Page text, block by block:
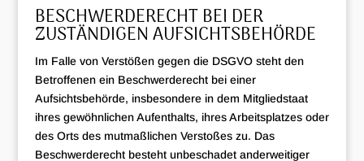
BESCHWERDERECHT BEI DER
ZUSTÄNDIGEN AUFSICHTSBEHÖRDE
Im Falle von Verstößen gegen die DSGVO steht den
Betroffenen ein Beschwerderecht bei einer
Aufsichtsbehörde, insbesondere in dem Mitgliedstaat
ihres gewöhnlichen Aufenthalts, ihres Arbeitsplatzes oder
des Orts des mutmaßlichen Verstoßes zu. Das
Beschwerderecht besteht unbeschadet anderweitiger